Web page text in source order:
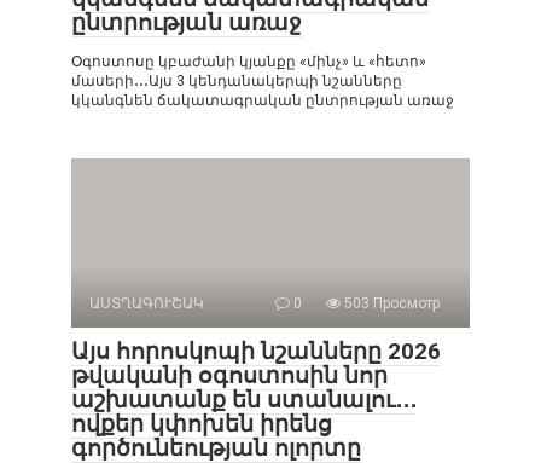
ընտրության առաջ
Օգոստոսը կբաժանի կյանքը «մինչ» և «հետո»
մասերի․․․Այս 3 կենդանակերպի նշանները
կկանգնեն ճակատագրական ընտրության առաջ
ԱՍՏՂԱԳՈՒՇԱԿ 0 503 Просмотр
Այս հորոսկոպի նշանները 2026
թվականի օգոստոսին նոր
աշխատանք են ստանալու․․․
ովքեր կփոխեն իրենց
գործունեության ոլորտը